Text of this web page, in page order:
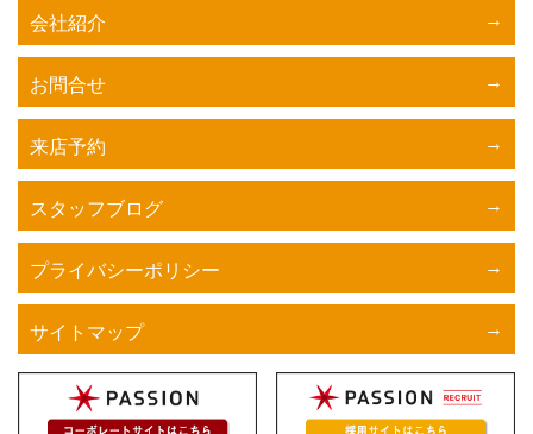
会社紹介
お問合せ
来店予約
スタッフブログ
プライバシーポリシー
サイトマップ